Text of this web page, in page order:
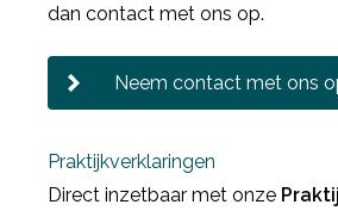
dan contact met ons op.
Neem contact met ons
Praktijkverklaringen
Direct inzetbaar met onze